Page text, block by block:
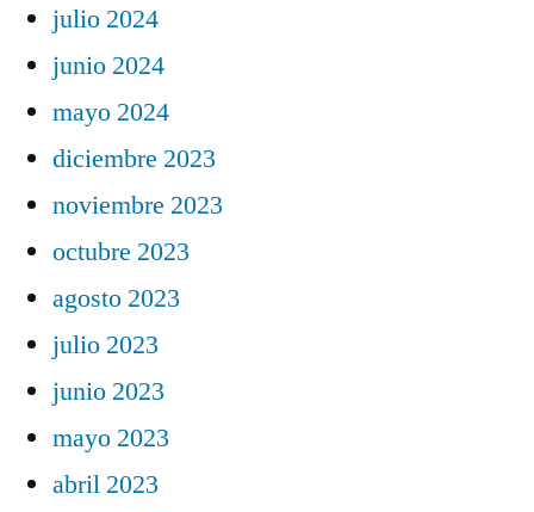
julio 2024
junio 2024
mayo 2024
diciembre 2023
noviembre 2023
octubre 2023
agosto 2023
julio 2023
junio 2023
mayo 2023
abril 2023